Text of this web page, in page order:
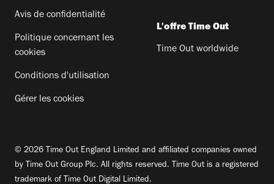
Avis de confidentialité
Politique concernant les
cookies
Conditions d'utilisation
Gérer les cookies
L'offre Time Out
Time Out worldwide
© 2026 Time Out England Limited and affiliated companies owned
by Time Out Group Plc. All rights reserved. Time Out is a registered
trademark of Time Out Digital Limited.